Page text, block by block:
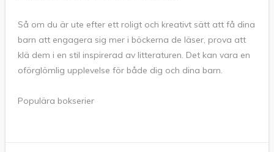
Så om du är ute efter ett roligt och kreativt sätt att få dina
barn att engagera sig mer i böckerna de läser, prova att
klä dem i en stil inspirerad av litteraturen. Det kan vara en
oförglömlig upplevelse för både dig och dina barn.
Populära bokserier